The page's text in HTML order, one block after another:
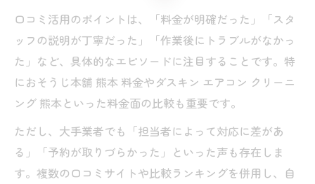
口コミ活用のポイントは、「料金が明確だった」「スタ
ッフの説明が丁寧だった」「作業後にトラブルがなかっ
た」など、具体的なエピソードに注目することです。特
におそうじ本舗 熊本 料金やダスキン エアコン クリーニ
ング 熊本といった料金面の比較も重要です。
ただし、大手業者でも「担当者によって対応に差があ
る」「予約が取りづらかった」といった声も存在しま
す。複数の口コミサイトや比較ランキングを併用し、自